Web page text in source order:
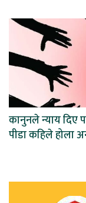
कानुनले न्याय दिए
पीडा कहिले होला